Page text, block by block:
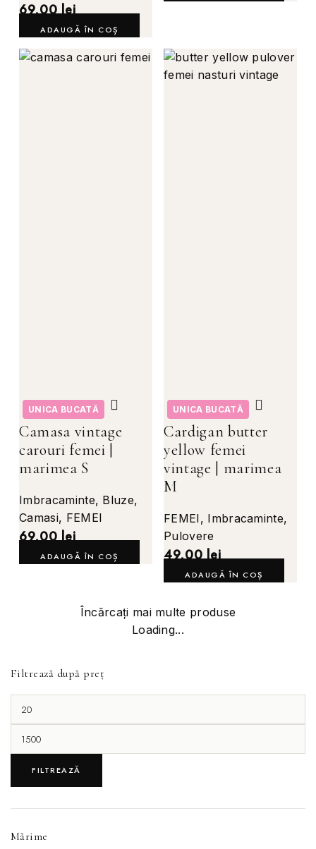
Filtrează după preț
FILTREAZĂ
Mărime
69,00lei
ADAUGĂ ÎN COȘ
UNICA BUCATĂ
Camasa vintage
carouri femei |
marimea S
Imbracaminte, Bluze,
Camasi, FEMEI
69,00lei
ADAUGĂ ÎN COȘ
UNICA BUCATĂ
Cardigan butter
yellow femei
vintage | marimea
M
FEMEI, Imbracaminte,
Pulovere
49,00lei
ADAUGĂ ÎN COȘ
Încărcați mai multe produse
Loading...